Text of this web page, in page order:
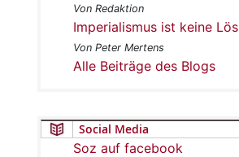
Von Redaktion
Imperialismus ist keine
Von Peter Mertens
Alle Beiträge des Blogs
Social Media
Soz auf facebook